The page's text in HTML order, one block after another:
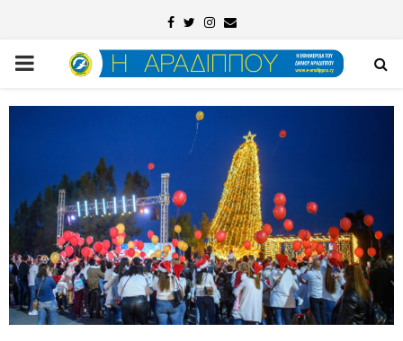
Facebook
TwitterInstagram
Email
PRIMARY
MENU